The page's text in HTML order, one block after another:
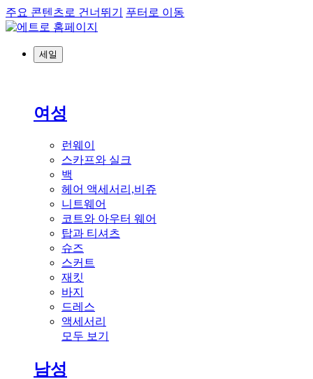
주요 콘텐츠로 건너뛰기 푸터로 이동
세일
여성
런웨이
스카프와 실크
백
헤어 액세서리,비쥬
니트웨어
코트와 아우터 웨어
탑과 티셔츠
슈즈
스커트
재킷
바지
드레스
액세서리
모두 보기
남성